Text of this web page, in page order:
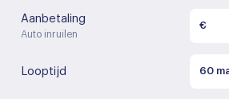
Aanbetaling
Auto inruilen
€
Looptijd